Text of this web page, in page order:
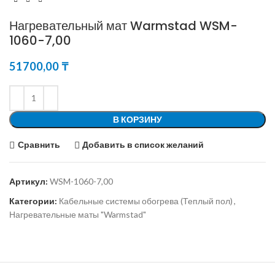
Нагревательный мат Warmstad WSM-
1060-7,00
51700,00₸
В КОРЗИНУ
Сравнить Добавить в список желаний
Артикул: WSM-1060-7,00
Категории: Кабельные системы обогрева (Теплый пол),
Нагревательные маты "Warmstad"